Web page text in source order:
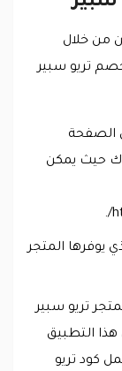
من خلال
تريو سبير
الصفحة
حيث يمكن
يوفرها المتجر
تريو سبير
التطبيق
كود تريو